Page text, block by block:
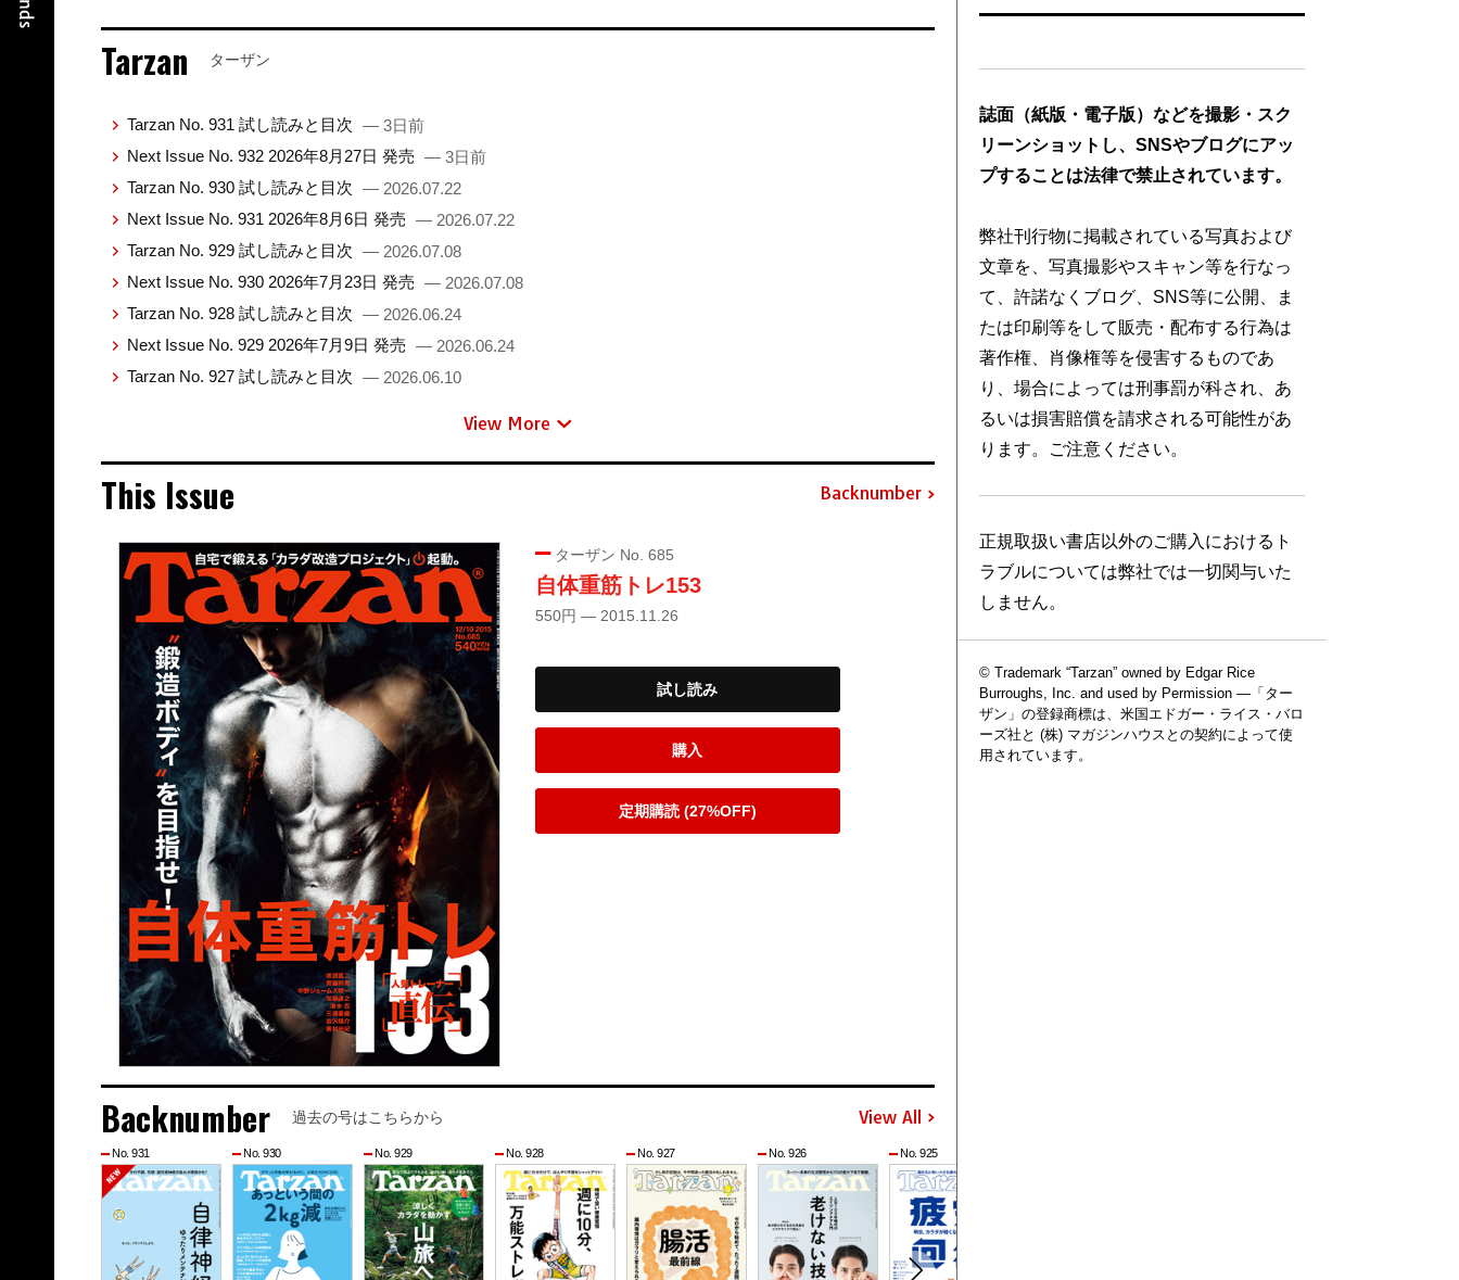
Tarzan ターザン
Tarzan No. 931 試し読みと目次 — 3日前
Next Issue No. 932 2026年8月27日 発売 — 3日前
Tarzan No. 930 試し読みと目次 — 2026.07.22
Next Issue No. 931 2026年8月6日 発売 — 2026.07.22
Tarzan No. 929 試し読みと目次 — 2026.07.08
Next Issue No. 930 2026年7月23日 発売 — 2026.07.08
Tarzan No. 928 試し読みと目次 — 2026.06.24
Next Issue No. 929 2026年7月9日 発売 — 2026.06.24
Tarzan No. 927 試し読みと目次 — 2026.06.10
View More
This Issue Backnumber
ターザン No. 685
自体重筋トレ153
550円 — 2015.11.26
試し読み
購入
定期購読 (27%OFF)
Backnumber 過去の号はこちらから View All
No. 931 No. 930 No. 929 No. 928 No. 927 No. 926 No. 925
誌面（紙版・電子版）などを撮影・スク
リーンショットし、SNSやブログにアッ
プすることは法律で禁止されています。
弊社刊行物に掲載されている写真および
文章を、写真撮影やスキャン等を行なっ
て、許諾なくブログ、SNS等に公開、ま
たは印刷等をして販売・配布する行為は
著作権、肖像権等を侵害するものであ
り、場合によっては刑事罰が科され、あ
るいは損害賠償を請求される可能性があ
ります。ご注意ください。
正規取扱い書店以外のご購入におけるト
ラブルについては弊社では一切関与いた
しません。
© Trademark “Tarzan” owned by Edgar Rice
Burroughs, Inc. and used by Permission —「ター
ザン」の登録商標は、米国エドガー・ライス・バロ
ーズ社と (株) マガジンハウスとの契約によって使
用されています。